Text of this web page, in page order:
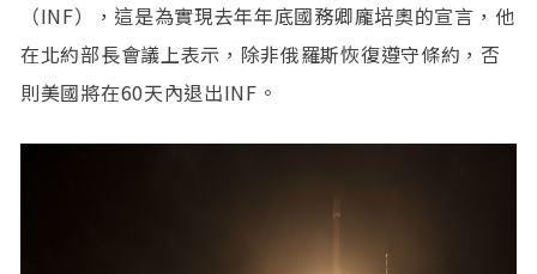
（INF），這是為實現去年年底國務卿龐培奧的宣言，他
在北約部長會議上表示，除非俄羅斯恢復遵守條約，否
則美國將在60天內退出INF。